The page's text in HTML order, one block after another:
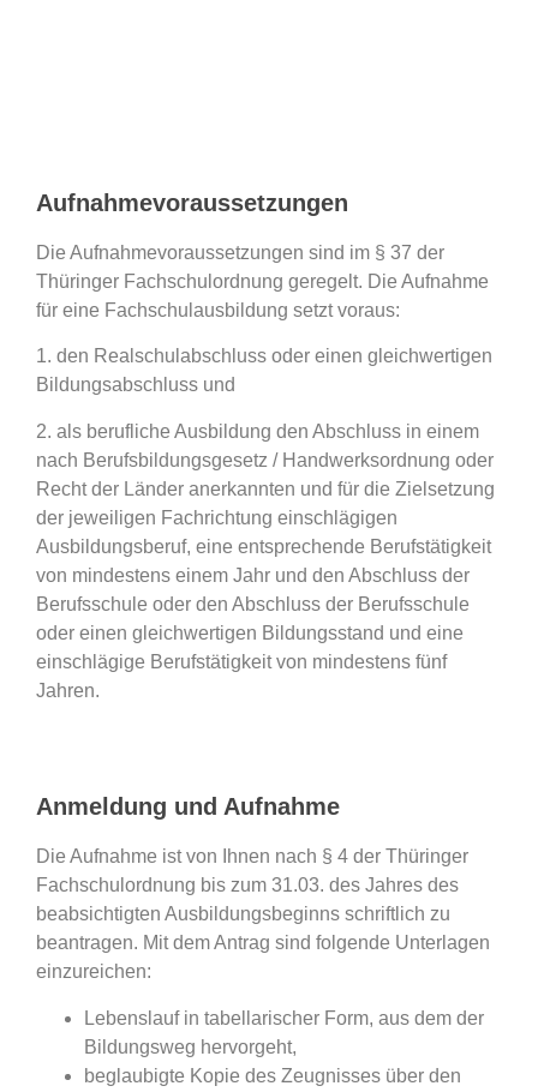
Aufnahmevoraussetzungen
Die Aufnahmevoraussetzungen sind im § 37 der
Thüringer Fachschulordnung geregelt. Die Aufnahme
für eine Fachschulausbildung setzt voraus:
1. den Realschulabschluss oder einen gleichwertigen
Bildungsabschluss und
2. als berufliche Ausbildung den Abschluss in einem
nach Berufsbildungsgesetz / Handwerksordnung oder
Recht der Länder anerkannten und für die Zielsetzung
der jeweiligen Fachrichtung einschlägigen
Ausbildungsberuf, eine entsprechende Berufstätigkeit
von mindestens einem Jahr und den Abschluss der
Berufsschule oder den Abschluss der Berufsschule
oder einen gleichwertigen Bildungsstand und eine
einschlägige Berufstätigkeit von mindestens fünf
Jahren.
Anmeldung und Aufnahme
Die Aufnahme ist von Ihnen nach § 4 der Thüringer
Fachschulordnung bis zum 31.03. des Jahres des
beabsichtigten Ausbildungsbeginns schriftlich zu
beantragen. Mit dem Antrag sind folgende Unterlagen
einzureichen:
Lebenslauf in tabellarischer Form, aus dem der
Bildungsweg hervorgeht,
beglaubigte Kopie des Zeugnisses über den